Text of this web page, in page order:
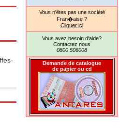
Vous n'êtes pas une société
Fran�aise ?
Cliquer ici
Vous avez besoin d'aide?
Contactez nous
0800 506008
Demande de catalogue
de papier ou cd